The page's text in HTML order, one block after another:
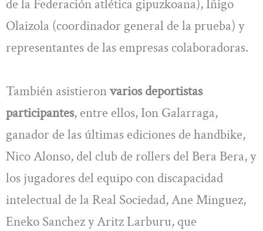
de la Federación atlética gipuzkoana), Iñigo
Olaizola (coordinador general de la prueba) y
representantes de las empresas colaboradoras.
También asistieronvarios deportistas
participantes, entre ellos, Ion Galarraga,
ganador de las últimas ediciones de handbike,
Nico Alonso, del club de rollers del Bera Bera, y
los jugadores del equipo con discapacidad
intelectual de la Real Sociedad, Ane Minguez,
Eneko Sanchez y Aritz Larburu, que